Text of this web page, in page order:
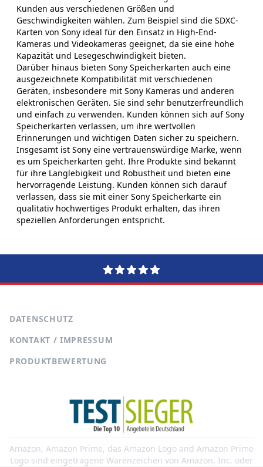
Kunden aus verschiedenen Größen und
Geschwindigkeiten wählen. Zum Beispiel sind die SDXC-
Karten von Sony ideal für den Einsatz in High-End-
Kameras und Videokameras geeignet, da sie eine hohe
Kapazität und Lesegeschwindigkeit bieten.
Darüber hinaus bieten Sony Speicherkarten auch eine
ausgezeichnete Kompatibilität mit verschiedenen
Geräten, insbesondere mit Sony Kameras und anderen
elektronischen Geräten. Sie sind sehr benutzerfreundlich
und einfach zu verwenden. Kunden können sich auf Sony
Speicherkarten verlassen, um ihre wertvollen
Erinnerungen und wichtigen Daten sicher zu speichern.
Insgesamt ist Sony eine vertrauenswürdige Marke, wenn
es um Speicherkarten geht. Ihre Produkte sind bekannt
für ihre Langlebigkeit und Robustheit und bieten eine
hervorragende Leistung. Kunden können sich darauf
verlassen, dass sie mit einer Sony Speicherkarte ein
qualitativ hochwertiges Produkt erhalten, das ihren
speziellen Anforderungen entspricht.
DATENSCHUTZ
KONTAKT / IMPRESSUM
PRODUKTBEWERTUNG
Amazon, Amazon Prime, das Amazon Logo and Amazon Prime
Logo sind eingetragene Warenzeichen von Amazon, Inc. oder